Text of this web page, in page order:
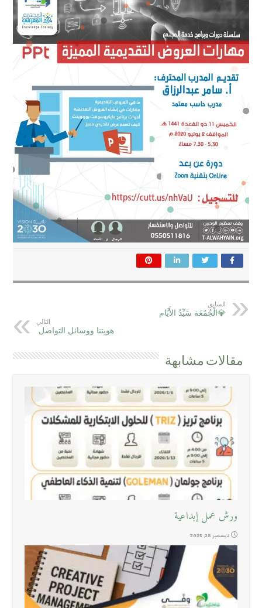
السابق
💎الْجُمُعَة سَيِّدُ الأَيَّام
التالي
هويتنا ووسائل التواصل
مقالات مشابهة
ورش عمل إبداعية
ديسمبر 28, 2025